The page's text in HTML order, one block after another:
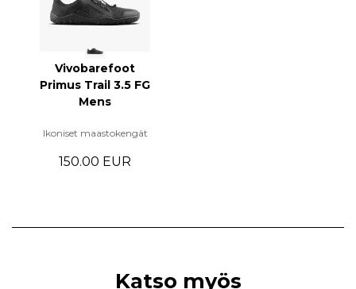
Vivobarefoot
Primus Trail 3.5 FG
Mens
Ikoniset maastokengät
150.00 EUR
Katso myös